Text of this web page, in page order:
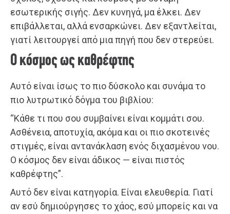
εσωτερικής σιγής. Δεν κυνηγά, μα έλκει. Δεν
επιβάλλεται, αλλά ενσαρκώνει. Δεν εξαντλείται,
γιατί λειτουργεί από μια πηγή που δεν στερεύει.
Ο κόσμος ως καθρέφτης
Αυτό είναι ίσως το πιο δύσκολο και συνάμα το
πιο λυτρωτικό δόγμα του βιβλίου:
“Κάθε τι που σου συμβαίνει είναι κομμάτι σου.
Ασθένεια, αποτυχία, ακόμα και οι πιο σκοτεινές
στιγμές, είναι αντανάκλαση ενός διχασμένου νου.
Ο κόσμος δεν είναι άδικος — είναι πιστός
καθρέφτης”.
Αυτό δεν είναι κατηγορία. Είναι ελευθερία. Γιατί
αν εσύ δημιούργησες το χάος, εσύ μπορείς και να